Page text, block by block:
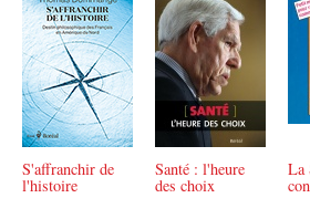
S'affranchir de
l'histoire
Santé : l'heure
des choix
La